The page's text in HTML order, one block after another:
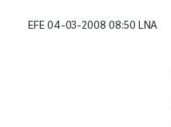
EFE 04-03-2008 08:50 LNA